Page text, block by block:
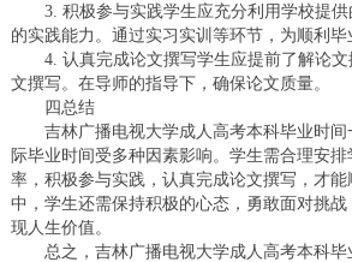
3. 积极参与实践学生应充分利用学校提供
的实践能力。通过实习实训等环节，为顺利毕
4. 认真完成论文撰写学生应提前了解论文
文撰写。在导师的指导下，确保论文质量。
四总结
吉林广播电视大学成人高考本科毕业时间
际毕业时间受多种因素影响。学生需合理安
率，积极参与实践，认真完成论文撰写，才
中，学生还需保持积极的心态，勇敢面对挑
现人生价值。
总之，吉林广播电视大学成人高考本科毕